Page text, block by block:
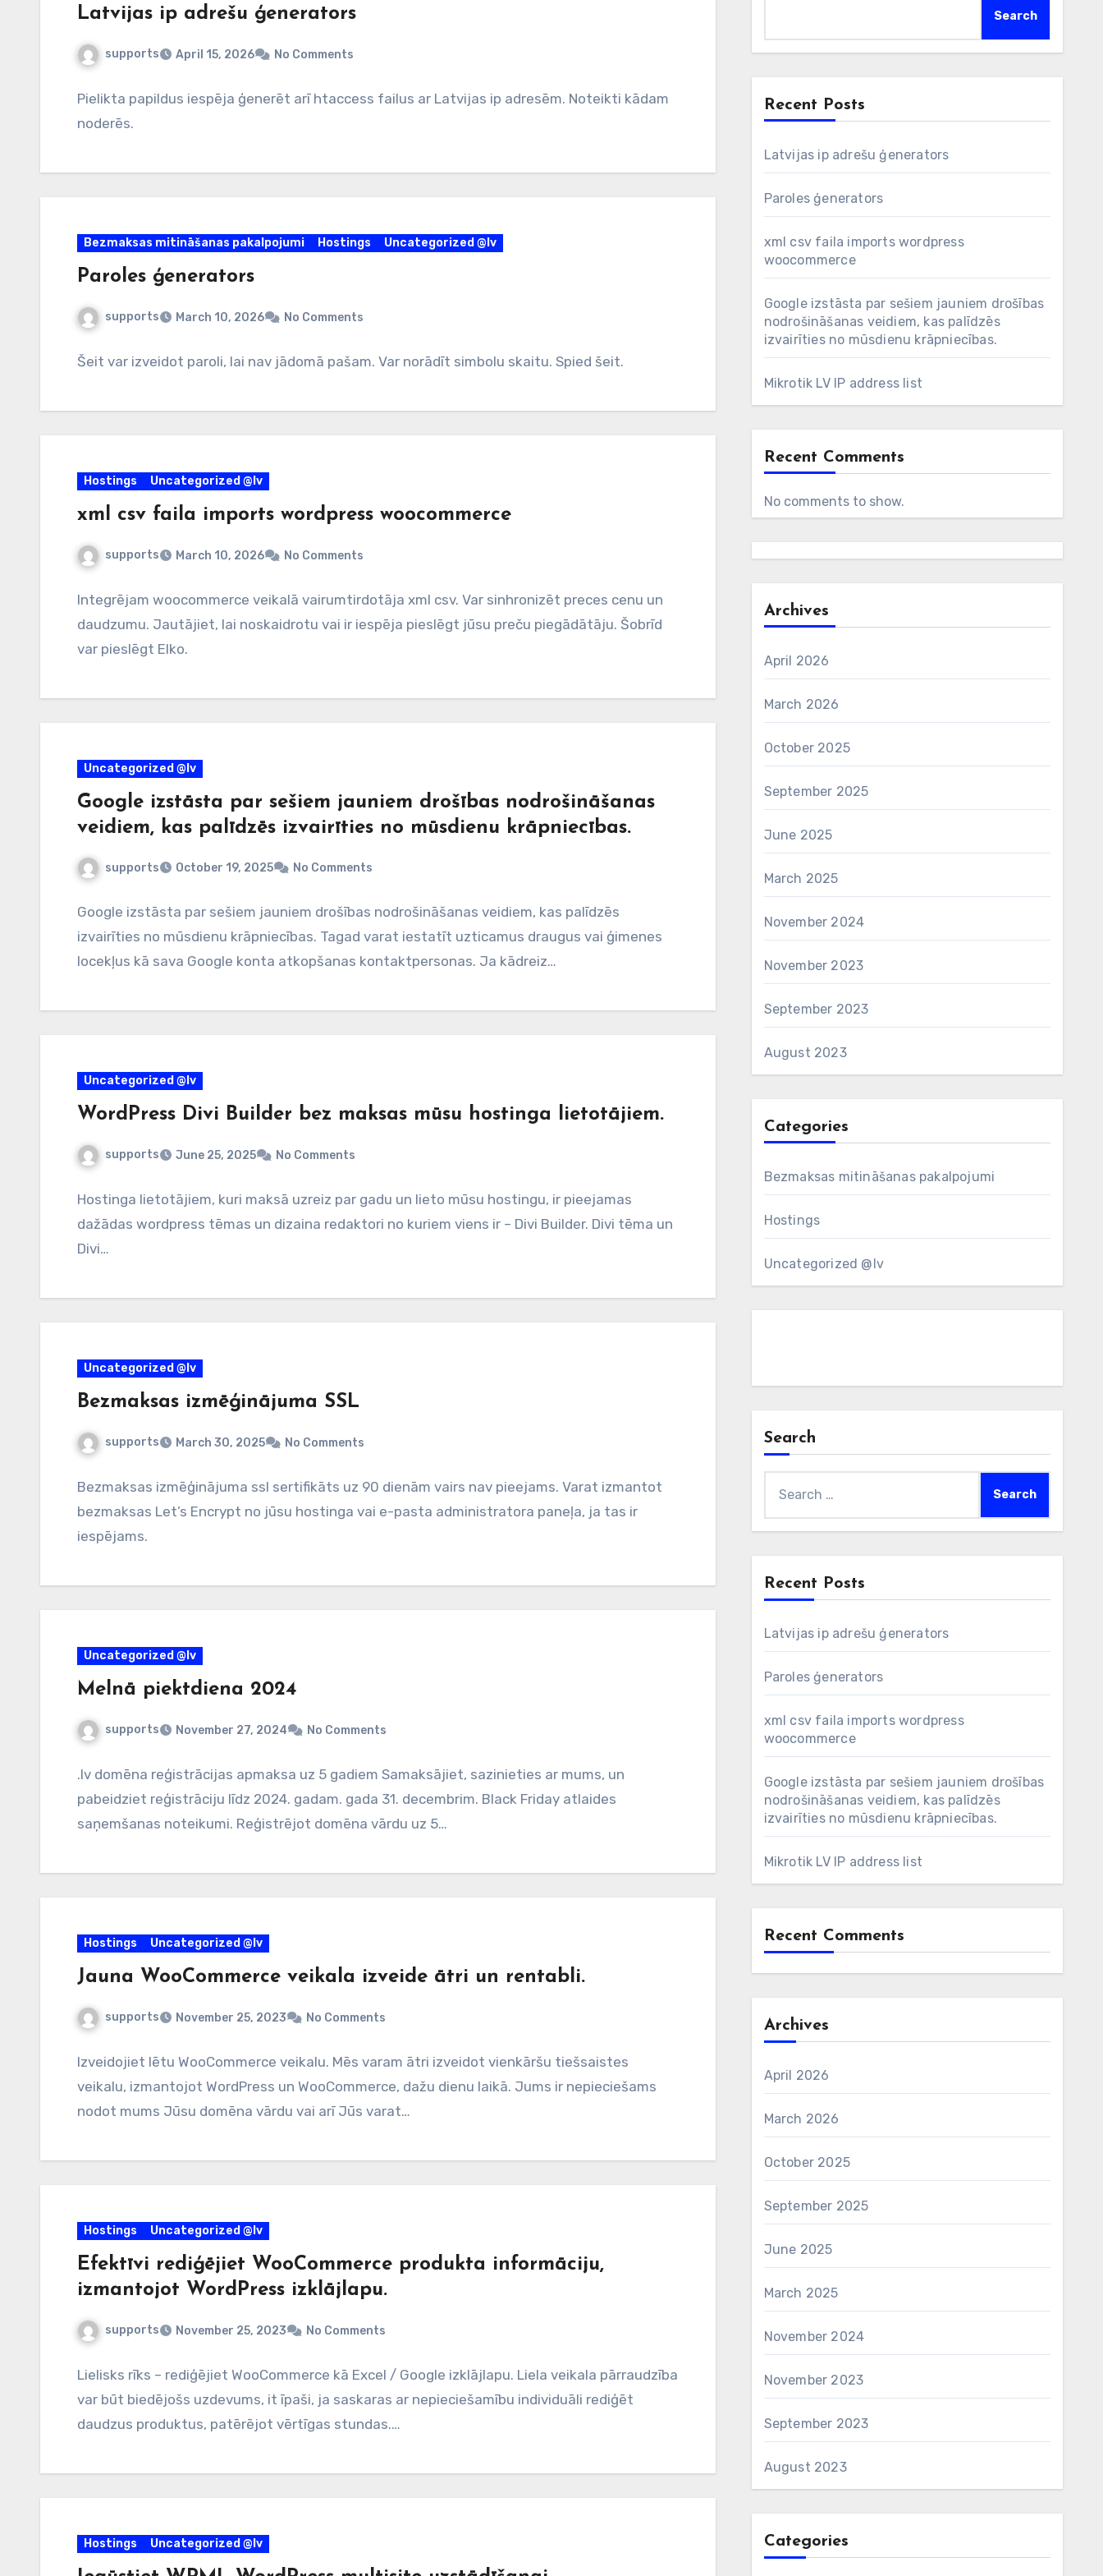
Latvijas ip adrešu ģenerators
supports April 15, 2026 No Comments
Pielikta papildus iespēja ģenerēt arī htaccess failus ar Latvijas ip adresēm. Noteikti kādam
noderēs.
Bezmaksas mitināšanas pakalpojumi Hostings Uncategorized @lv
Paroles ģenerators
supports March 10, 2026 No Comments
Šeit var izveidot paroli, lai nav jādomā pašam. Var norādīt simbolu skaitu. Spied šeit.
Hostings Uncategorized @lv
xml csv faila imports wordpress woocommerce
supports March 10, 2026 No Comments
Integrējam woocommerce veikalā vairumtirdotāja xml csv. Var sinhronizēt preces cenu un
daudzumu. Jautājiet, lai noskaidrotu vai ir iespēja pieslēgt jūsu preču piegādātāju. Šobrīd
var pieslēgt Elko.
Uncategorized @lv
Google izstāsta par sešiem jauniem drošības nodrošināšanas
veidiem, kas palīdzēs izvairīties no mūsdienu krāpniecības.
supports October 19, 2025 No Comments
Google izstāsta par sešiem jauniem drošības nodrošināšanas veidiem, kas palīdzēs
izvairīties no mūsdienu krāpniecības. Tagad varat iestatīt uzticamus draugus vai ģimenes
locekļus kā sava Google konta atkopšanas kontaktpersonas. Ja kādreiz…
Uncategorized @lv
WordPress Divi Builder bez maksas mūsu hostinga lietotājiem.
supports June 25, 2025 No Comments
Hostinga lietotājiem, kuri maksā uzreiz par gadu un lieto mūsu hostingu, ir pieejamas
dažādas wordpress tēmas un dizaina redaktori no kuriem viens ir – Divi Builder. Divi tēma un
Divi…
Uncategorized @lv
Bezmaksas izmēģinājuma SSL
supports March 30, 2025 No Comments
Bezmaksas izmēģinājuma ssl sertifikāts uz 90 dienām vairs nav pieejams. Varat izmantot
bezmaksas Let’s Encrypt no jūsu hostinga vai e-pasta administratora paneļa, ja tas ir
iespējams.
Uncategorized @lv
Melnā piektdiena 2024
supports November 27, 2024 No Comments
.lv domēna reģistrācijas apmaksa uz 5 gadiem Samaksājiet, sazinieties ar mums, un
pabeidziet reģistrāciju līdz 2024. gadam. gada 31. decembrim. Black Friday atlaides
saņemšanas noteikumi. Reģistrējot domēna vārdu uz 5…
Hostings Uncategorized @lv
Jauna WooCommerce veikala izveide ātri un rentabli.
supports November 25, 2023 No Comments
Izveidojiet lētu WooCommerce veikalu. Mēs varam ātri izveidot vienkāršu tiešsaistes
veikalu, izmantojot WordPress un WooCommerce, dažu dienu laikā. Jums ir nepieciešams
nodot mums Jūsu domēna vārdu vai arī Jūs varat…
Hostings Uncategorized @lv
Efektīvi rediģējiet WooCommerce produkta informāciju,
izmantojot WordPress izklājlapu.
supports November 25, 2023 No Comments
Lielisks rīks – rediģējiet WooCommerce kā Excel / Google izklājlapu. Liela veikala pārraudzība
var būt biedējošs uzdevums, it īpaši, ja saskaras ar nepieciešamību individuāli rediģēt
daudzus produktus, patērējot vērtīgas stundas.…
Hostings Uncategorized @lv
Search
Recent Posts
Latvijas ip adrešu ģenerators
Paroles ģenerators
xml csv faila imports wordpress
woocommerce
Google izstāsta par sešiem jauniem drošības
nodrošināšanas veidiem, kas palīdzēs
izvairīties no mūsdienu krāpniecības.
Mikrotik LV IP address list
Recent Comments
No comments to show.
Archives
April 2026
March 2026
October 2025
September 2025
June 2025
March 2025
November 2024
November 2023
September 2023
August 2023
Categories
Bezmaksas mitināšanas pakalpojumi
Hostings
Uncategorized @lv
Search
for:
Recent Posts
Latvijas ip adrešu ģenerators
Paroles ģenerators
xml csv faila imports wordpress
woocommerce
Google izstāsta par sešiem jauniem drošības
nodrošināšanas veidiem, kas palīdzēs
izvairīties no mūsdienu krāpniecības.
Mikrotik LV IP address list
Recent Comments
Archives
April 2026
March 2026
October 2025
September 2025
June 2025
March 2025
November 2024
November 2023
September 2023
August 2023
Categories